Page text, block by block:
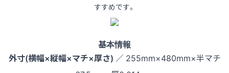
すすめです。
基本情報
外寸(横幅×縦幅×マチ×厚さ) ／ 255mm×480mm×半マチ